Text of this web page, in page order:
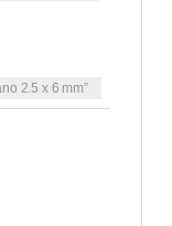
2.5 x 6 mm”